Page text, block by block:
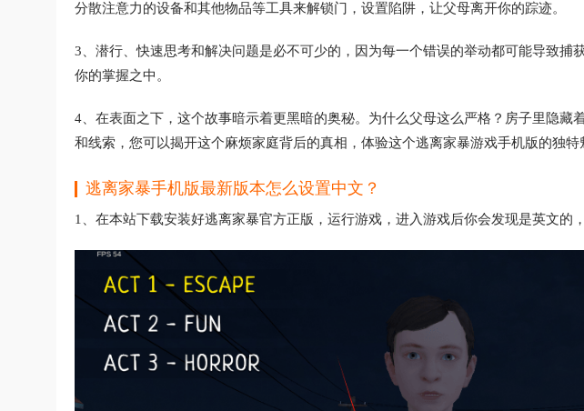
分散注意力的设备和其他物品等工具来解锁门，设置陷阱，让父母离开你的踪迹。
3、潜行、快速思考和解决问题是必不可少的，因为每一个错误的举动都可能导致捕
你的掌握之中。
4、在表面之下，这个故事暗示着更黑暗的奥秘。为什么父母这么严格？房子里隐藏
和线索，您可以揭开这个麻烦家庭背后的真相，体验这个逃离家暴游戏手机版的独特
逃离家暴手机版最新版本怎么设置中文？
1、在本站下载安装好逃离家暴官方正版，运行游戏，进入游戏后你会发现是英文的